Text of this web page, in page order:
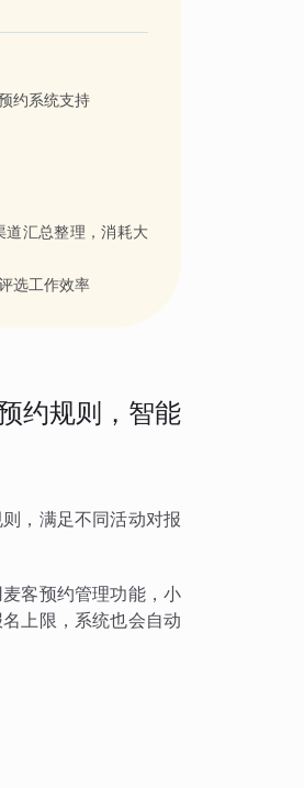
约系统支持
汇总整理，消耗大
选工作效率
约规则，智能
，满足不同活动对报
客预约管理功能，小
上限，系统也会自动